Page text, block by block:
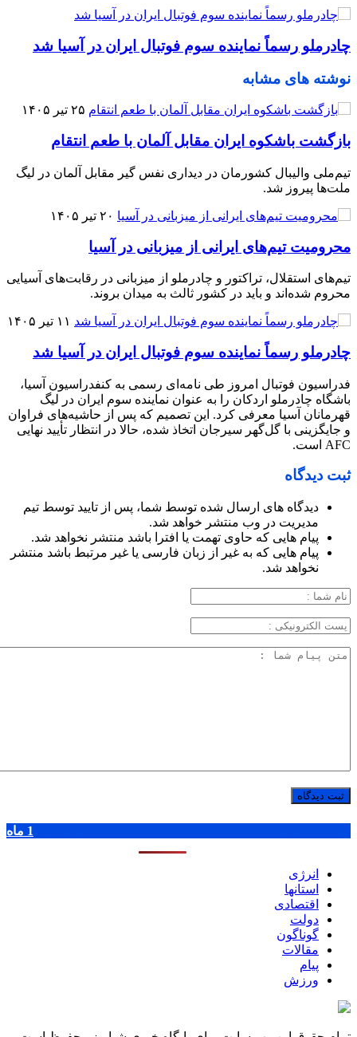
چادرملو رسماً نماینده سوم فوتبال ایران در آسیا شد
نوشته های مشابه
۲۵ تیر ۱۴۰۵
بازگشت باشکوه ایران مقابل آلمان با طعم انتقام
تیم‌ملی والیبال کشورمان در دیداری نفس گیر مقابل آلمان در لیگ
ملت‌ها پیروز شد.
۲۰ تیر ۱۴۰۵
محرومیت تیم‌های ایرانی از میزبانی در آسیا
تیم‌های استقلال، تراکتور و چادرملو از میزبانی در رقابت‌های آسیایی
محروم شده‌اند و باید در کشور ثالث به میدان بروند.
۱۱ تیر ۱۴۰۵
چادرملو رسماً نماینده سوم فوتبال ایران در آسیا شد
فدراسیون فوتبال امروز طی نامه‌ای رسمی به کنفدراسیون آسیا،
باشگاه چادرملو اردکان را به عنوان نماینده سوم ایران در لیگ
قهرمانان آسیا معرفی کرد. این تصمیم که پس از حاشیه‌های فراوان
و جایگزینی با گل‌گهر سیرجان اتخاذ شده، حالا در انتظار تأیید نهایی
AFC است.
ثبت دیدگاه
دیدگاه های ارسال شده توسط شما، پس از تایید توسط تیم
مدیریت در وب منتشر خواهد شد.
پیام هایی که حاوی تهمت یا افترا باشد منتشر نخواهد شد.
پیام هایی که به غیر از زبان فارسی یا غیر مرتبط باشد منتشر
نخواهد شد.
1 ماه
انرژی
استانها
اقتصادی
دولت
گوناگون
مقالات
پیام
ورزش